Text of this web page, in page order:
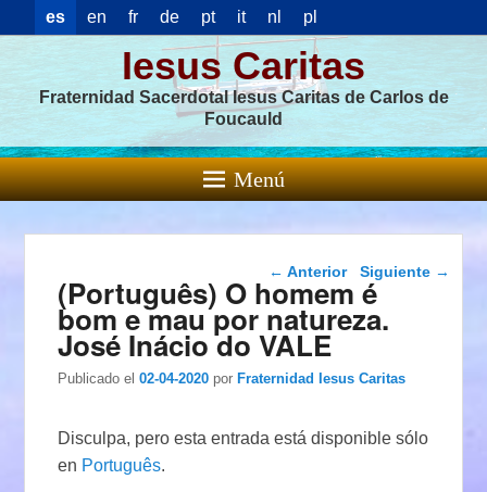
es en fr de pt it nl pl
Iesus Caritas
Fraternidad Sacerdotal Iesus Caritas de Carlos de
Foucauld
Menú
Navegación de
entradas
← Anterior Siguiente →
(Português) O homem é
bom e mau por natureza.
José Inácio do VALE
Publicado el 02-04-2020 porFraternidad Iesus Caritas
Disculpa, pero esta entrada está disponible sólo
en Português.